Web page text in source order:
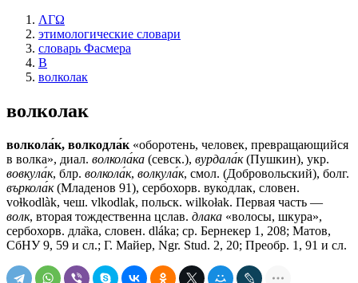
ΛΓΩ
этимологические словари
словарь Фасмера
В
волколак
волколак
волкола́к, волкодла́к «оборотень, человек, превращающийся
в волка», диал. волкола́ка (севск.), вурдала́к(Пушкин), укр.
вовкула́к, блр. волкола́к, волкула́к, смол. (Добровольский), болг.
въркола́к(Младенов 91), сербохорв. вуко̀длак, словен.
voɫkodlàk, чеш. vlkodlak, польск. wilkołak. Первая часть —
волк, вторая тождественна цслав. длака «волосы, шкура»,
сербохорв. дла̏ка, словен. dláka; ср. Бернекер 1, 208; Матов,
СбНУ 9, 59 и сл.; Г. Майер, Ngr. Stud. 2, 20; Преобр. 1, 91 и сл.